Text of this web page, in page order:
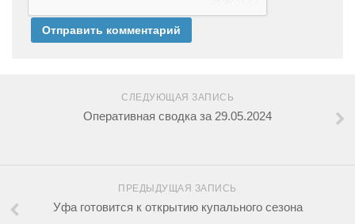
СЛЕДУЮЩАЯ ЗАПИСЬ
Оперативная сводка за 29.05.2024
ПРЕДЫДУЩАЯ ЗАПИСЬ
Уфа готовится к открытию купального сезона